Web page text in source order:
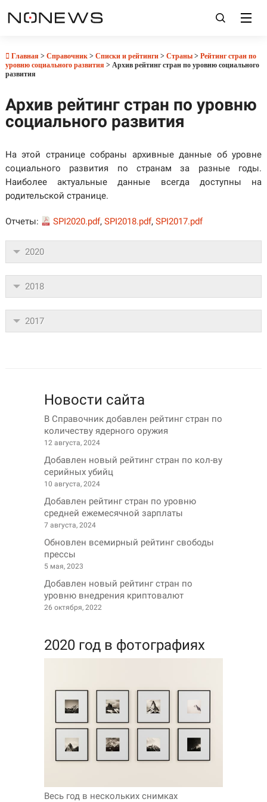
Главная > Справочник> Списки и рейтинги> Страны> Рейтинг стран по
уровню социального развития > Архив рейтинг стран по уровню социального
развития
Архив рейтинг стран по уровню
социального развития
На этой странице собраны архивные данные об уровне
социального развития по странам за разные годы.
Наиболее актуальные данные всегда доступны на
родительской странице.
Отчеты: SPI2020.pdf, SPI2018.pdf, SPI2017.pdf
2020
2018
2017
Новости сайта
В Справочник добавлен рейтинг стран по
количеству ядерного оружия
12 августа, 2024
Добавлен новый рейтинг стран по кол-ву
серийных убийц
10 августа, 2024
Добавлен рейтинг стран по уровню
средней ежемесячной зарплаты
7 августа, 2024
Обновлен всемирный рейтинг свободы
прессы
5 мая, 2023
Добавлен новый рейтинг стран по
уровню внедрения криптовалют
26 октября, 2022
2020 год в фотографиях
Весь год в нескольких снимках